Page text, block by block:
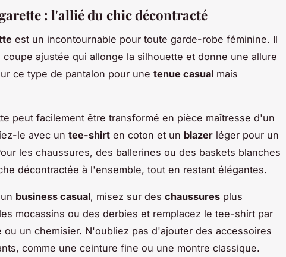
: l'allié du chic décontracté
est un incontournable pour toute garde-robe féminine. Il
coupe ajustée qui allonge la silhouette et donne une allure
ce type de pantalon pour une tenue casual mais
peut facilement être transformé en pièce maîtresse d'un
le avec un tee-shirt en coton et un blazer léger pour un
les chaussures, des ballerines ou des baskets blanches
décontractée à l'ensemble, tout en restant élégantes.
business casual, misez sur des chaussures plus
mocassins ou des derbies et remplacez le tee-shirt par
ou un chemisier. N'oubliez pas d'ajouter des accessoires
comme une ceinture fine ou une montre classique.